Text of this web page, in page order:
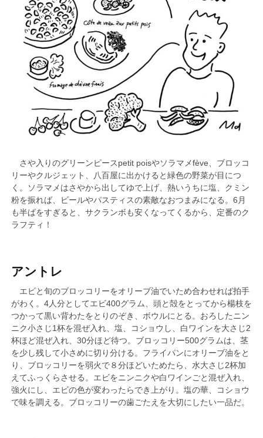
さや入りのグリーンピースpetit poisやソラマメfève、ブロッコ
リーやクルジェット、八百屋に出かけると緑色の野菜が目につ
く。ソラマメはさやから出してゆで上げ、熱いうちに塩、クミン
粉を振れば、ビールやパスティスの素敵なおつまみになる。6月
も半ばをすぎると、サクランボも安くなってくるから、定番のク
ラフティ！
アントレ
エビと旬のブロッコリーをオリーブ油でいため合わせれば拍手
がわく。4人分としてエビ400グラム、頭と殻をとってから楊枝を
つかって黒い背わたをとりのぞき、ボウルにとる。おろしたニン
ニク小さじ1杯を混ぜ入れ、塩、コショウし、白ワインを大さじ2
杯ほど混ぜ入れ、30分ほど待つ。ブロッコリー500グラムは、茎
を少し残して小さめに切り分ける。フライパンにオリーブ油をと
り、ブロッコリーを弱火で８分ほどいためたら、水大さじ2杯加
えてふっくらさせる。エビをニンニクや白ワインごと混ぜ入れ、
強火にし、エビの色が変わったらでき上がり。塩の華、コショウ
で味を調える。ブロッコリーの歯ごたえを大切にしたい一品だ。